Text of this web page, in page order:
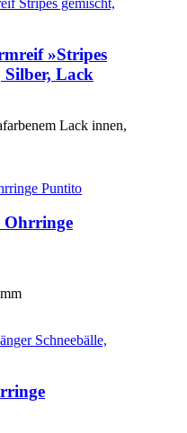
»Stripes
Silber, Lack
Lack innen,
Ohrringe